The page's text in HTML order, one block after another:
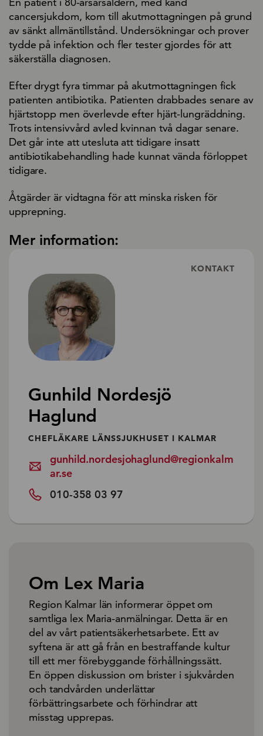
cancersjukdom, kom till akutmottagningen på grund
av sänkt allmäntillstånd. Undersökningar och prover
tydde på infektion och fler tester gjordes för att
säkerställa diagnosen.
Efter drygt fyra timmar på akutmottagningen fick
patienten antibiotika. Patienten drabbades senare av
hjärtstopp men överlevde efter hjärt-lungräddning.
Trots intensivvård avled kvinnan två dagar senare.
Det går inte att utesluta att tidigare insatt
antibiotikabehandling hade kunnat vända förloppet
tidigare.
Åtgärder är vidtagna för att minska risken för
upprepning.
Mer information:
KONTAKT
Gunhild Nordesjö
Haglund
CHEFLÄKARE LÄNSSJUKHUSET I KALMAR
gunhild.nordesjohaglund@regionkalm
ar.se
010-358 03 97
Om Lex Maria
Region Kalmar län informerar öppet om
samtliga lex Maria-anmälningar. Detta är en
del av vårt patientsäkerhetsarbete. Ett av
syftena är att gå från en bestraffande kultur
till ett mer förebyggande förhållningssätt.
En öppen diskussion om brister i sjukvården
och tandvården underlättar
förbättringsarbete och förhindrar att
misstag upprepas.